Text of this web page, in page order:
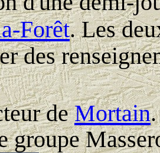
Forêt. Les
des
deMortain
groupe